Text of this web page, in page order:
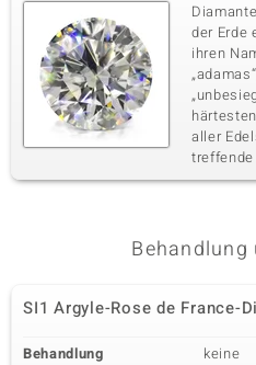
der Erde
ihren
aller
Behandlung
SI1 Argyle-Rose de France-
Behandlung
keine